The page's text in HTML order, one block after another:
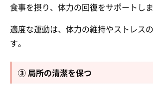
食事を摂り、体力の回復をサポートしま
適度な運動は、体力の維持やストレス
す。
③ 局所の清潔を保つ